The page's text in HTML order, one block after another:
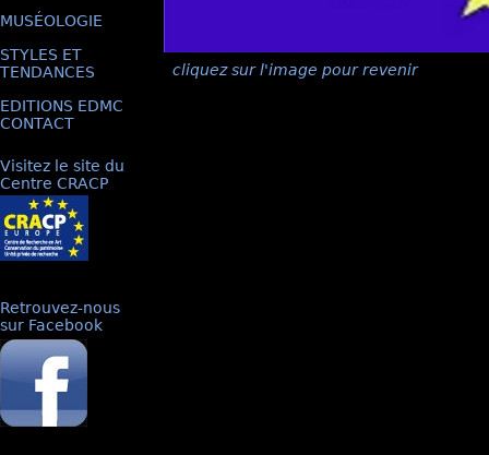
MUSÉOLOGIE
STYLES ET
TENDANCES
EDITIONS EDMC
CONTACT
Visitez le site du
Centre CRACP
Retrouvez-nous
sur Facebook
cliquez sur l'image pour revenir